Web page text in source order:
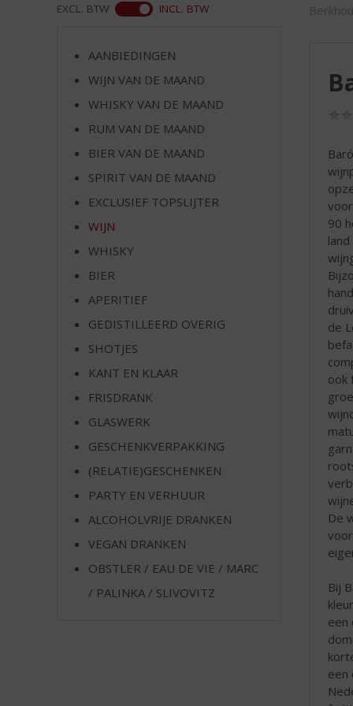
90
de
ook
De
Bij
een
een
EXCL. BTW INCL. BTW
AANBIEDINGEN
WIJN VAN DE MAAND
WHISKY VAN DE MAAND
RUM VAN DE MAAND
BIER VAN DE MAAND
SPIRIT VAN DE MAAND
EXCLUSIEF TOPSLIJTER
WIJN
WHISKY
BIER
APERITIEF
GEDISTILLEERD OVERIG
SHOTJES
KANT EN KLAAR
FRISDRANK
GLASWERK
GESCHENKVERPAKKING
(RELATIE)GESCHENKEN
PARTY EN VERHUUR
ALCOHOLVRIJE DRANKEN
VEGAN DRANKEN
OBSTLER / EAU DE VIE / MARC
/ PALINKA / SLIVOVITZ